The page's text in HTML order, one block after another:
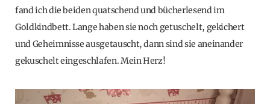
fand ich die beiden quatschend und bücherlesend im
Goldkindbett. Lange haben sie noch getuschelt, gekichert
und Geheimnisse ausgetauscht, dann sind sie aneinander
gekuschelt eingeschlafen. Mein Herz!